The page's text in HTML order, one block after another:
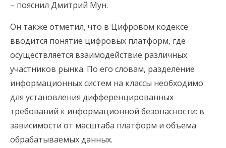
– пояснил Дмитрий Мун.
Он также отметил, что в Цифровом кодексе
вводится понятие цифровых платформ, где
осуществляется взаимодействие различных
участников рынка. По его словам, разделение
информационных систем на классы необходимо
для установления дифференцированных
требований к информационной безопасности: в
зависимости от масштаба платформ и объема
обрабатываемых данных.